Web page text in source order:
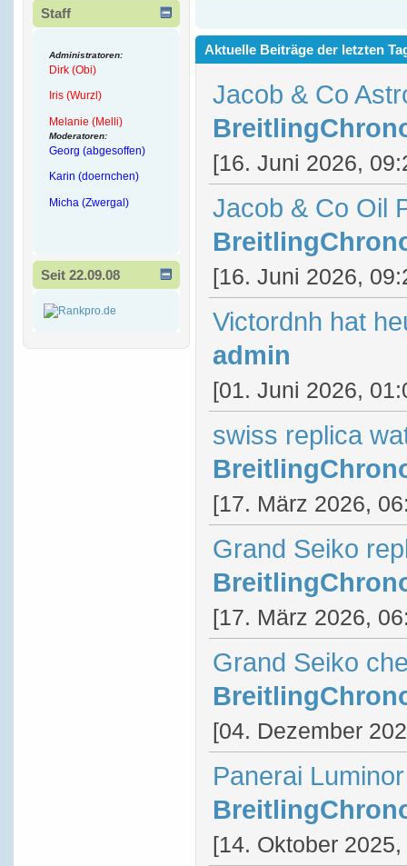
Staff
Administratoren:
Dirk (Obi)
Iris (Wurzl)
Melanie (Melli)
Moderatoren:
Georg (abgesoffen)
Karin (doernchen)
Micha (Zwergal)
Seit 22.09.08
Aktuelle Beiträge der letzten
Jacob & Co
[16. Juni 2026,
Jacob & Co Oil
[16. Juni 2026,
Victordnh hat
admin
[01. Juni 2026,
swiss replica
[17. März 2026,
Grand Seiko
[17. März 2026,
Grand Seiko
[04. Dezember
Panerai
[14. Oktober